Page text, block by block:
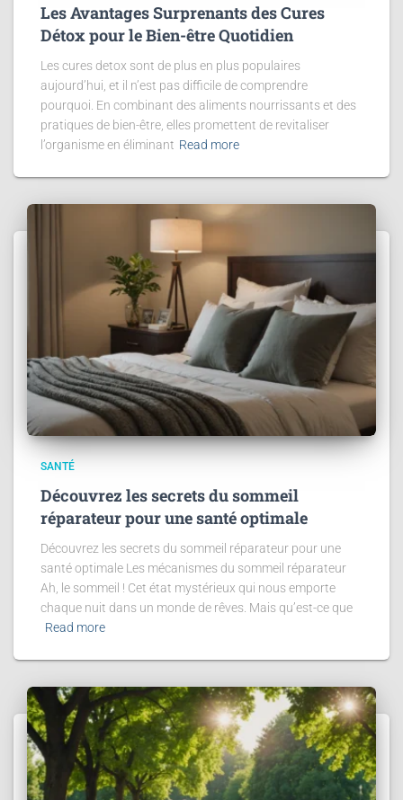
Les Avantages Surprenants des Cures
Détox pour le Bien-être Quotidien
Les cures detox sont de plus en plus populaires
aujourd’hui, et il n’est pas difficile de comprendre
pourquoi. En combinant des aliments nourrissants et des
pratiques de bien-être, elles promettent de revitaliser
l’organisme en éliminant Read more
SANTÉ
Découvrez les secrets du sommeil
réparateur pour une santé optimale
Découvrez les secrets du sommeil réparateur pour une
santé optimale Les mécanismes du sommeil réparateur
Ah, le sommeil ! Cet état mystérieux qui nous emporte
chaque nuit dans un monde de rêves. Mais qu’est-ce que
Read more